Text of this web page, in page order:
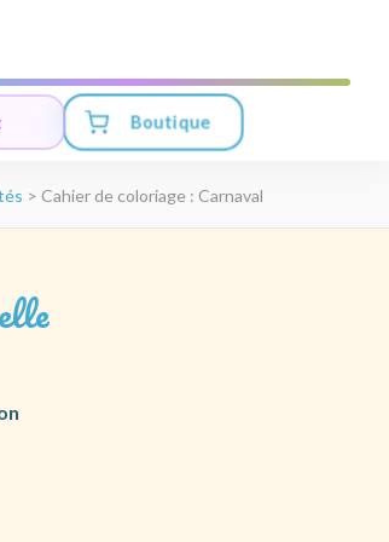
Boutique
> Cahier de coloriage : Carnaval